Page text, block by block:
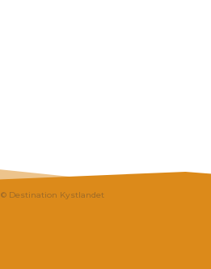
© Destination Kystlandet